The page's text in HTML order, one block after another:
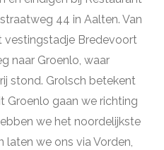
44 in Aalten. Van
vestingstadje Bredevoort
naar Groenlo, waar
stond. Grolsch betekent
Groenlo gaan we richting
we het noordelijkste
laten we ons via Vorden,